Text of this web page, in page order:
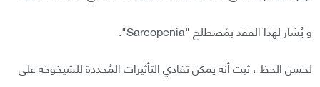
و يُشار لهذا الفقد بمُصطلح "Sarcopenia".
لحسن الحظ ، ثبت أنه يمكن تفادي التأثيرات المُحددة للشيخوخة على